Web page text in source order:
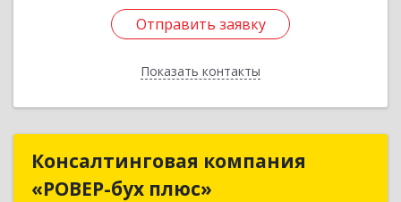
Отправить заявку
Показать контакты
Отправить заявку
Назад
Консалтинговая компания
«РОВЕР-бух плюс»
Консалтинговая компания
«РОВЕР-бух плюс»